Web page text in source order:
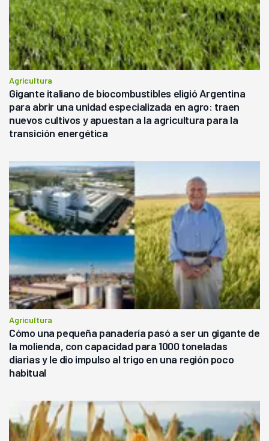
Agricultura
Gigante italiano de biocombustibles eligió Argentina
para abrir una unidad especializada en agro: traen
nuevos cultivos y apuestan a la agricultura para la
transición energética
Agricultura
Cómo una pequeña panadería pasó a ser un gigante de
la molienda, con capacidad para 1000 toneladas
diarias y le dio impulso al trigo en una región poco
habitual